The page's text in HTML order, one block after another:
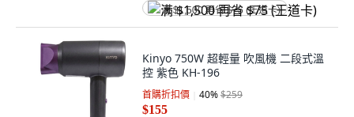
满 $1,500 再省 $75 (王道卡)
Kinyo 750W 超輕量 吹風機 二段式溫
控 紫色 KH-196
首購折扣價 40%$259
$155